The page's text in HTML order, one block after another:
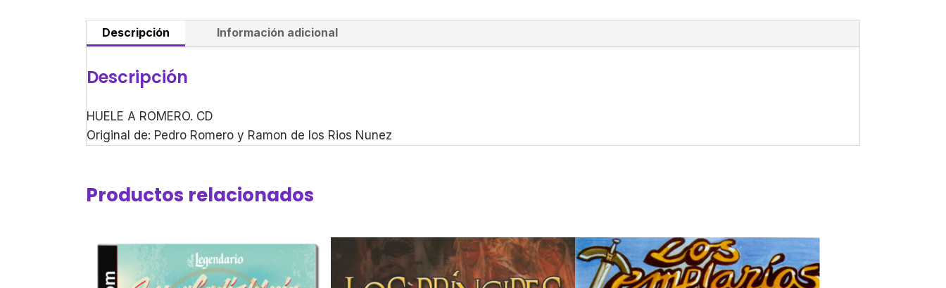
Descripción Información adicional
Descripción
HUELE A ROMERO. CD
Original de: Pedro Romero y Ramon de los Rios Nunez
Productos relacionados